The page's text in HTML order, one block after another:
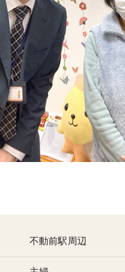
不動前駅周辺